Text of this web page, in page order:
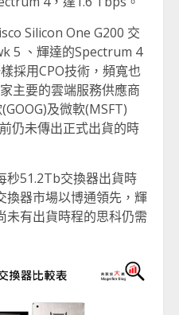
Silicon One G200 交
5 、輝達的Spectrum 4
採用CPO技術，頻寬也
主要的雲端服務供應商
及微軟(MSFT)
仍未傳出正式出貨的時
秒51.2Tb交換器出貨時
換器市場以博通領先，輝
未有出貨時程的思科仍需